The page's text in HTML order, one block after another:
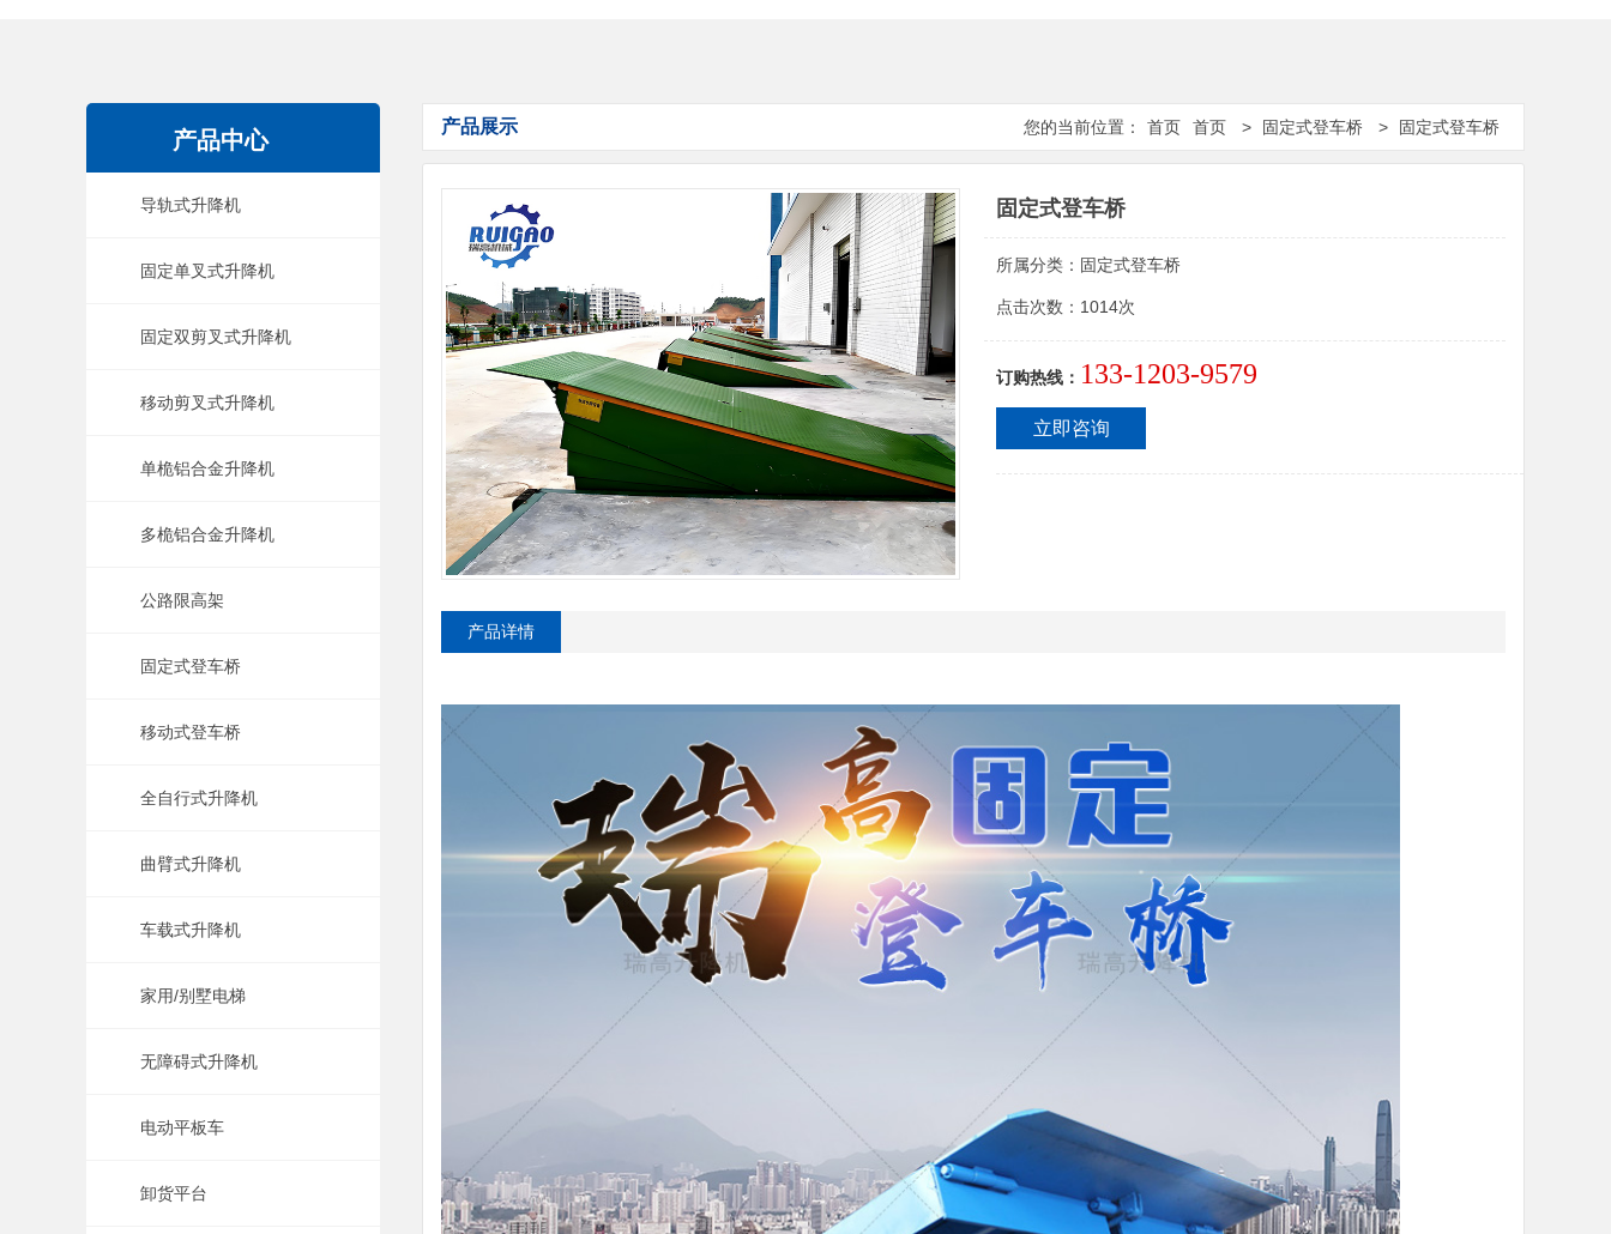
产品中心
导轨式升降机
固定单叉式升降机
固定双剪叉式升降机
移动剪叉式升降机
单桅铝合金升降机
多桅铝合金升降机
公路限高架
固定式登车桥
移动式登车桥
全自行式升降机
曲臂式升降机
车载式升降机
家用/别墅电梯
无障碍式升降机
电动平板车
卸货平台
产品展示 您的当前位置： 首页 首页 > 固定式登车桥 > 固定式登车桥
固定式登车桥
所属分类： 固定式登车桥
点击次数： 1014次
订购热线： 133-1203-9579
立即咨询
产品详情